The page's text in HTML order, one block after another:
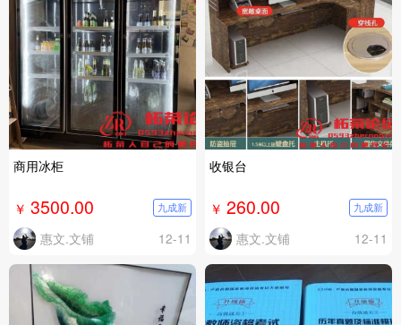
商用冰柜
￥ 3500.00 九成新
惠文.文铺 12-11
收银台
￥ 260.00 九成新
惠文.文铺 12-11